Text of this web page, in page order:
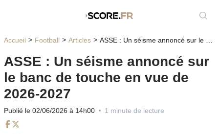
Accueil Football Articles ASSE : Un séisme annoncé sur le banc de touche en vue de 2026-2027
ASSE : Un séisme annoncé sur
le banc de touche en vue de
2026-2027
Publié le 02/06/2026 à 14h00 1 minute de lecture